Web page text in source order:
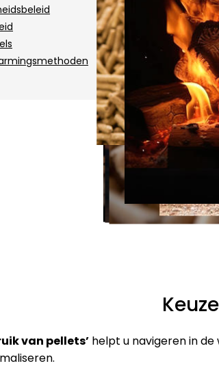
van pellets’ helpt u navigeren in